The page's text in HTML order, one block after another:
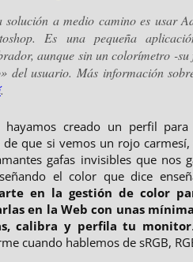
solución a medio camino es usar
Es una pequeña
aunque sin un colorímetro -su
del usuario. Más información
.
hayamos creado un perfil
de que si vemos un rojo
gafas invisibles que nos
el color que dice
en la gestión de color
en la Web con unas
calibra y perfila tu monitor
cuando hablemos de sRGB,